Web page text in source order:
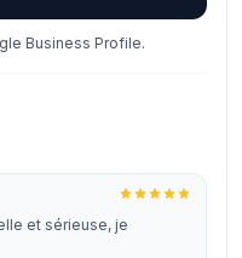
Business Profile.
et sérieuse, je